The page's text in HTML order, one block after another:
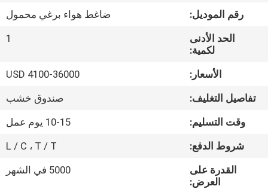
جولة
المصنع
رقابة
جودة
اتصل
رقم الموديل:
ضاغط هواء برغي محمول
الحد الأدنى
لكمية:
1
الأسعار:
USD 4100-36000
تفاصيل التغليف:
صندوق خشب
وقت التسليم:
10-15 يوم عمل
شروط الدفع:
L / C ، T / T
القدرة على
العرض:
5000 في الشهر